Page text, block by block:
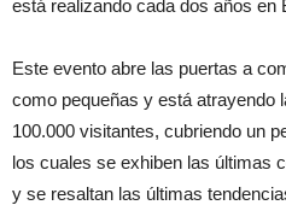
está realizando cada dos años en
Este evento abre las puertas a
como pequeñas y está atrayendo
100.000 visitantes, cubriendo un
los cuales se exhiben las últimas
y se resaltan las últimas